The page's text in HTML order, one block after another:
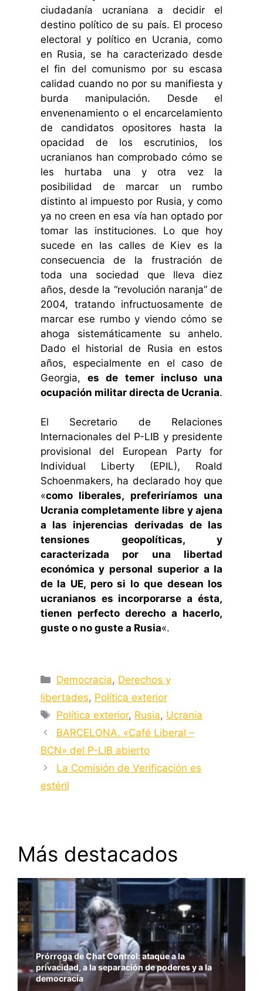
ciudadanía ucraniana a decidir el
destino político de su país. El proceso
electoral y político en Ucrania, como
en Rusia, se ha caracterizado desde
el fin del comunismo por su escasa
calidad cuando no por su manifiesta y
burda manipulación. Desde el
envenenamiento o el encarcelamiento
de candidatos opositores hasta la
opacidad de los escrutinios, los
ucranianos han comprobado cómo se
les hurtaba una y otra vez la
posibilidad de marcar un rumbo
distinto al impuesto por Rusia, y como
ya no creen en esa vía han optado por
tomar las instituciones. Lo que hoy
sucede en las calles de Kiev es la
consecuencia de la frustración de
toda una sociedad que lleva diez
años, desde la “revolución naranja” de
2004, tratando infructuosamente de
marcar ese rumbo y viendo cómo se
ahoga sistemáticamente su anhelo.
Dado el historial de Rusia en estos
años, especialmente en el caso de
Georgia,es de temer incluso una
ocupación militar directa de Ucrania.
El Secretario de Relaciones
Internacionales del P-LIB y presidente
provisional del European Party for
Individual Liberty (EPIL), Roald
Schoenmakers, ha declarado hoy que
«como liberales, preferiríamos una
Ucrania completamente libre y ajena
a las injerencias derivadas de las
tensiones geopolíticas, y
caracterizada por una libertad
económica y personal superior a la
de la UE, pero si lo que desean los
ucranianos es incorporarse a ésta,
tienen perfecto derecho a hacerlo,
guste o no guste a Rusia«.
Categorías
Democracia, Derechos y
libertades, Política exterior
Etiquetas
Política exterior, Rusia, Ucrania
BARCELONA. «Café Liberal –
BCN» del P-LIB abierto
La Comisión de Verificación es
estéril
Más destacados
Prórroga de Chat Control: ataque a la
privacidad, a la separación de poderes y a la
democracia